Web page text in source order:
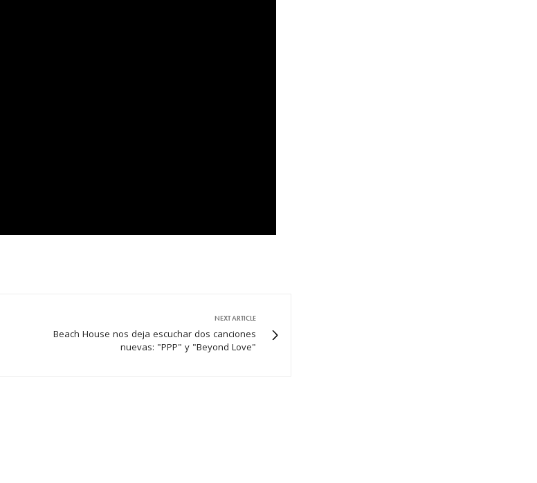
NEXT ARTICLE
Beach House nos deja escuchar dos canciones
nuevas: "PPP" y "Beyond Love"